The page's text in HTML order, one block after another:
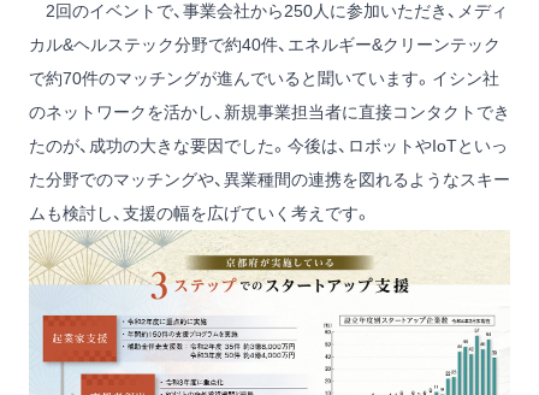
2回のイベントで、事業会社から250人に参加いただき、メディ
カル&ヘルステック分野で約40件、エネルギー&クリーンテック
で約70件のマッチングが進んでいると聞いています。イシン社
のネットワークを活かし、新規事業担当者に直接コンタクトでき
たのが、成功の大きな要因でした。今後は、ロボットやIoTといっ
た分野でのマッチングや、異業種間の連携を図れるようなスキー
ムも検討し、支援の幅を広げていく考えです。